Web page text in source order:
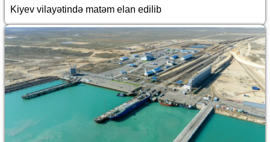
Kiyev vilayətində matəm elan edilib